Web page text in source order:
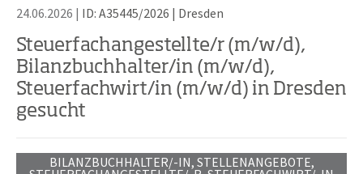
24.06.2026 | ID: A35445/2026 Dresden
Steuerfachangestellte/r (m/w/d),
Bilanzbuchhalter/in (m/w/d),
Steuerfachwirt/in (m/w/d) in Dresden
gesucht
BILANZBUCHHALTER/-IN, STELLENANGEBOTE,